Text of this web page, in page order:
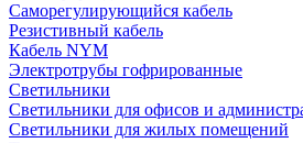
Саморегулирующийся кабель
Резистивный кабель
Кабель NYM
Электротрубы гофрированные
Светильники
Светильники для офисов и
Светильники для жилых помещений